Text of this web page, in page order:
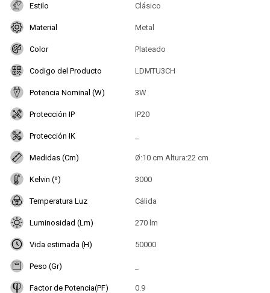
Estilo Clásico
Material Metal
Color Plateado
Codigo del Producto LDMTU3CH
Potencia Nominal (W) 3W
Protección IP IP20
Protección IK
Medidas (Cm) Ø:10 cm Altura:22 cm
Kelvin (º) 3000
Temperatura Luz Cálida
Luminosidad (Lm) 270 lm
Vida estimada (H) 50000
Peso (Gr)
Factor de Potencia(PF) 0.9